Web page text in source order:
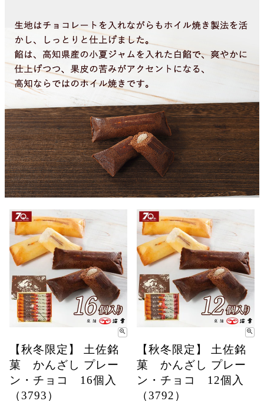
【秋冬限定】 土佐銘
菓 かんざし プレー
ン・チョコ 16個入
（3793）
【秋冬限定】 土佐銘
菓 かんざし プレー
ン・チョコ 12個入
（3792）